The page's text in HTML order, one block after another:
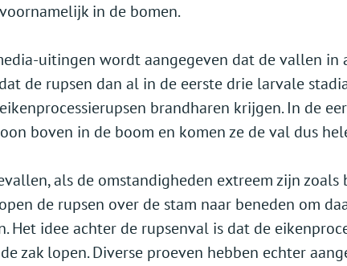
in de bomen.
uitingen wordt aangegeven dat de vallen
de rupsen dan al in de eerste drie larvale
brandharen krijgen. In de
boven in de boom en komen ze de val dus
als de omstandigheden extreem zijn
de rupsen over de stam naar beneden om
Het idee achter de rupsenval is dat de
zak lopen. Diverse proeven hebben echter